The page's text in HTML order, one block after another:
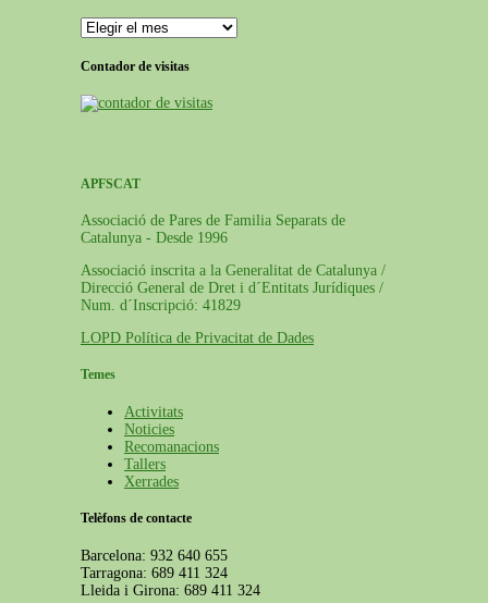
Arxiu
de
publicacions
Contador de visitas
APFSCAT
Associació de Pares de Familia Separats de
Catalunya - Desde 1996
Associació inscrita a la Generalitat de Catalunya /
Direcció General de Dret i d´Entitats Jurídiques /
Num. d´Inscripció: 41829
LOPD Política de Privacitat de Dades
Temes
Activitats
Noticies
Recomanacions
Tallers
Xerrades
Telèfons de contacte
Barcelona: 932 640 655
Tarragona: 689 411 324
Lleida i Girona: 689 411 324